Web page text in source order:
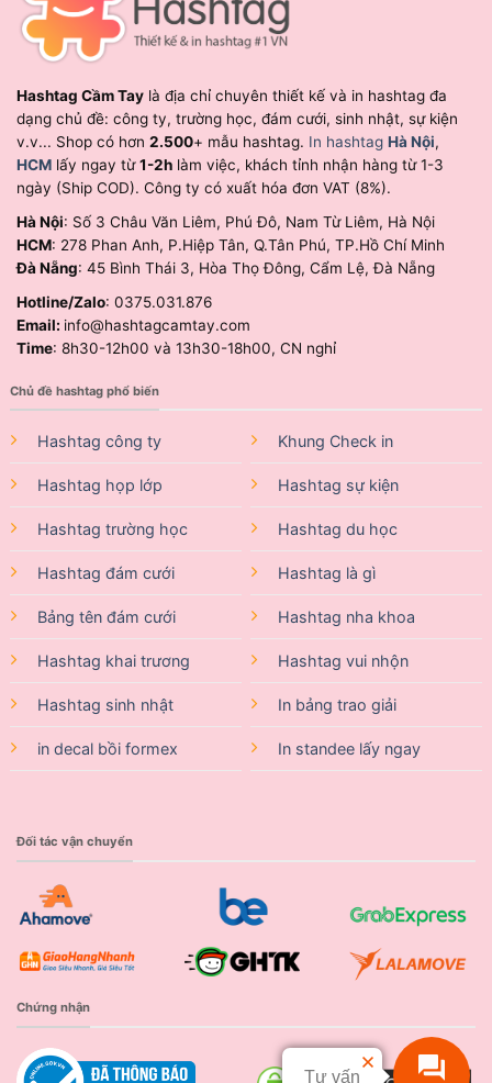
Hashtag Cầm Tay là địa chỉ chuyên thiết kế và in hashtag đa
dạng chủ đề: công ty, trường học, đám cưới, sinh nhật, sự kiện
v.v... Shop có hơn 2.500+ mẫu hashtag. In hashtag Hà Nội,
HCM lấy ngay từ1-2h làm việc, khách tỉnh nhận hàng từ 1-3
ngày (Ship COD). Công ty có xuất hóa đơn VAT (8%).
Hà Nội: Số 3 Châu Văn Liêm, Phú Đô, Nam Từ Liêm, Hà Nội
HCM: 278 Phan Anh, P.Hiệp Tân, Q.Tân Phú, TP.Hồ Chí Minh
Đà Nẵng: 45 Bình Thái 3, Hòa Thọ Đông, Cẩm Lệ, Đà Nẵng
Hotline/Zalo: 0375.031.876
Email: info@hashtagcamtay.com
Time: 8h30-12h00 và 13h30-18h00, CN nghỉ
Chủ đề hashtag phổ biến
Hashtag công ty
Hashtag họp lớp
Hashtag trường học
Hashtag đám cưới
Bảng tên đám cưới
Hashtag khai trương
Hashtag sinh nhật
in decal bồi formex
Khung Check in
Hashtag sự kiện
Hashtag du học
Hashtag là gì
Hashtag nha khoa
Hashtag vui nhộn
In bảng trao giải
In standee lấy ngay
Đối tác vận chuyển
Chứng nhận
Tư vấn